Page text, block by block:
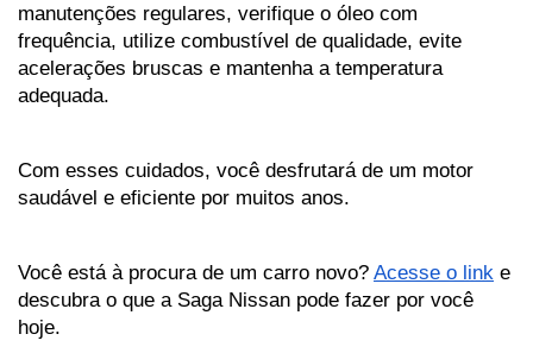
manutenções regulares, verifique o óleo com
frequência, utilize combustível de qualidade, evite
acelerações bruscas e mantenha a temperatura
adequada.
Com esses cuidados, você desfrutará de um motor
saudável e eficiente por muitos anos.
Você está à procura de um carro novo? Acesse o link e
descubra o que a Saga Nissan pode fazer por você
hoje.